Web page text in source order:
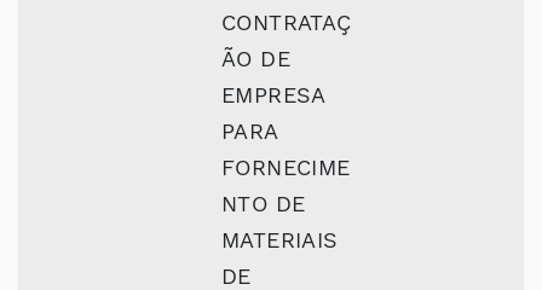
CONTRATAÇ
ÃO DE
EMPRESA
PARA
FORNECIME
NTO DE
MATERIAIS
DE